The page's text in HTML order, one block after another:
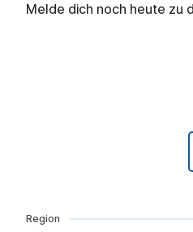
Melde dich noch heute zu
Region